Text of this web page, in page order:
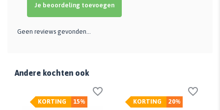
Je beoordeling toevoegen
Geen reviews gevonden...
Andere kochten ook
15%
KORTING 20%
KORTING